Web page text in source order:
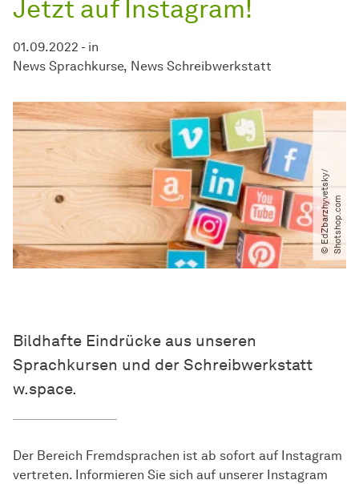
Jetzt auf Instagram!
01.09.2022 - in
News Sprachkurse
News Schreibwerkstatt
©
E
d
Z
b
a
r
z
h
yv
e
t
s
k
y​
/​
S
h
o
t
s
h
o
p
.
c
om
Bildhafte Eindrücke aus unseren
Sprachkursen und der Schreibwerkstatt
w.space.
Der Bereich Fremdsprachen ist ab sofort auf Instagram
vertreten. Informieren Sie sich auf unserer Instagram